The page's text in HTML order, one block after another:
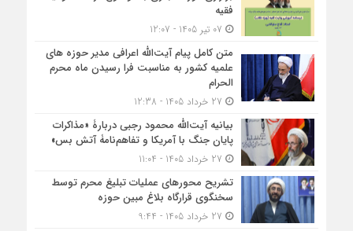
فقیه
متن کامل پیام آیت‌الله اعرافی مدیر حوزه های
علمیه کشور به مناسبت فرا رسیدن ماه محرم
الحرام
بیانیه آیت‌الله محمود رجبی دربارۀ «مذاکرات
پایان جنگ با آمریکا و تفاهم‌نامۀ آتش بس»
تشریح محورهای عملیات تبلیغ محرم توسط
سخنگوی قرارگاه بلاغ مبین حوزه